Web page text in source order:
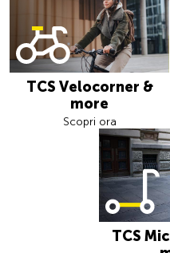
TCS Velocorner &
more
Scopri ora
TCS